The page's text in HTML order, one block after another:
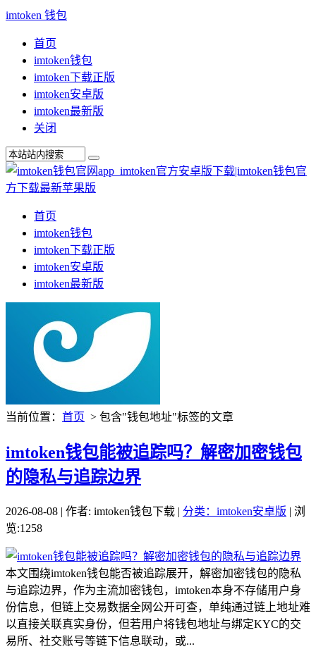
imtoken 钱包
首页
imtoken钱包
imtoken下载正版
imtoken安卓版
imtoken最新版
关闭
首页
imtoken钱包
imtoken下载正版
imtoken安卓版
imtoken最新版
当前位置： 首页 > 包含"钱包地址"标签的文章
imtoken钱包能被追踪吗？解密加密钱包
的隐私与追踪边界
2026-08-08 | 作者: imtoken钱包下载 | 分类：imtoken安卓版 | 浏
览:1258
本文围绕imtoken钱包能否被追踪展开，解密加密钱包的隐私
与追踪边界，作为主流加密钱包，imtoken本身不存储用户身
份信息，但链上交易数据全网公开可查，单纯通过链上地址难
以直接关联真实身份，但若用户将钱包地址与绑定KYC的交
易所、社交账号等链下信息联动，或...